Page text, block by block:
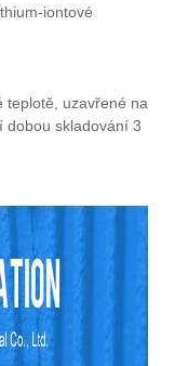
iontové
teplotě, uzavřené na
dobou skladování 3